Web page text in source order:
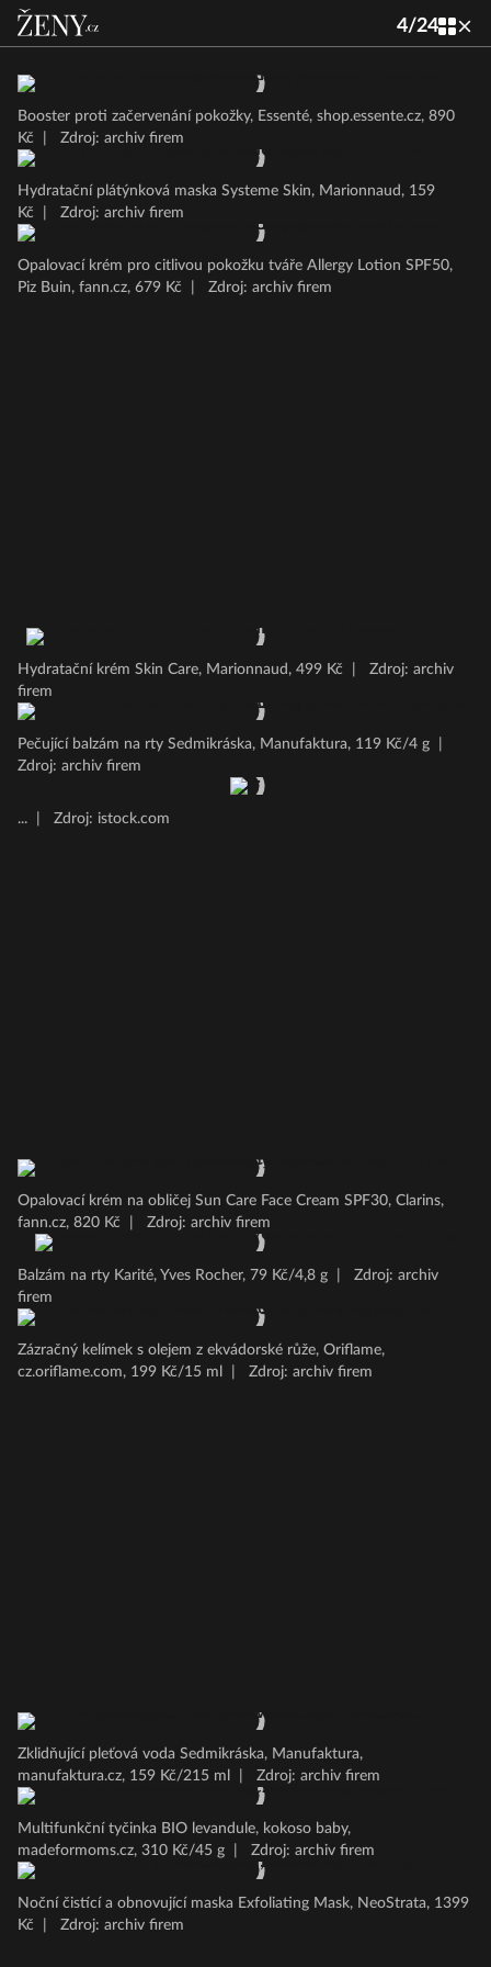
4/24
Booster proti začervenání pokožky, Essenté, shop.essente.cz, 890
Kč
Zdroj: archiv firem
Hydratační plátýnková maska Systeme Skin, Marionnaud, 159
Kč
Zdroj: archiv firem
Opalovací krém pro citlivou pokožku tváře Allergy Lotion SPF50,
Piz Buin, fann.cz, 679 Kč
Zdroj: archiv firem
Hydratační krém Skin Care, Marionnaud, 499 Kč
Zdroj: archiv
firem
Pečující balzám na rty Sedmikráska, Manufaktura, 119 Kč/4 g
Zdroj: archiv firem
... Zdroj: istock.com
Opalovací krém na obličej Sun Care Face Cream SPF30, Clarins,
fann.cz, 820 Kč
Zdroj: archiv firem
Balzám na rty Karité, Yves Rocher, 79 Kč/4,8 g
Zdroj: archiv
firem
Zázračný kelímek s olejem z ekvádorské růže, Oriflame,
cz.oriflame.com, 199 Kč/15 ml
Zdroj: archiv firem
Zklidňující pleťová voda Sedmikráska, Manufaktura,
manufaktura.cz, 159 Kč/215 ml
Zdroj: archiv firem
Multifunkční tyčinka BIO levandule, kokoso baby,
madeformoms.cz, 310 Kč/45 g
Zdroj: archiv firem
Noční čistící a obnovující maska Exfoliating Mask, NeoStrata, 1399
Kč
Zdroj: archiv firem